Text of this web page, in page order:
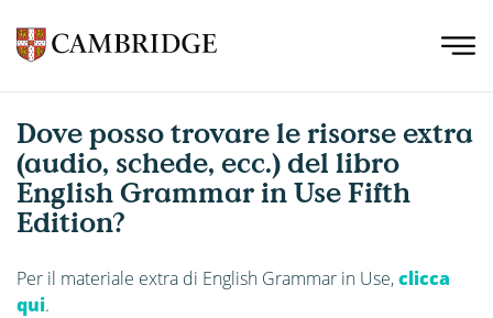
Dove posso trovare le risorse extra
(audio, schede, ecc.) del libro
English Grammar in Use Fifth
Edition?
Per il materiale extra di English Grammar in Use,clicca
qui.